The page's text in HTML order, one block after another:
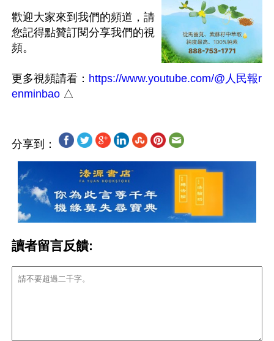
歡迎大家來到我們的頻道，請
您記得點贊訂閱分享我們的視
頻。
更多視頻請看： https://www.youtube.com/@人民報r
enminbao
分享到：
讀者留言反饋: